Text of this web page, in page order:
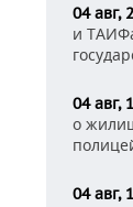
04 авг,
и
04 авг,
о
04 авг,